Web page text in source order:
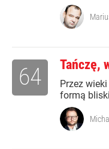
Tańczę,
Przez
formą
64